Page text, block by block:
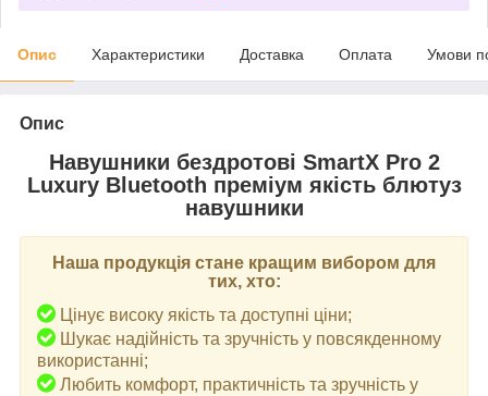
Опис Характеристики Доставка Оплата Умови
Опис
Навушники бездротові SmartX Pro 2
Luxury Bluetooth преміум якість блютуз
навушники
Наша продукція стане кращим вибором для
тих, хто:
Цінує високу якість та доступні ціни;
Шукає надійність та зручність у повсякденному
використанні;
Любить комфорт, практичність та зручність у